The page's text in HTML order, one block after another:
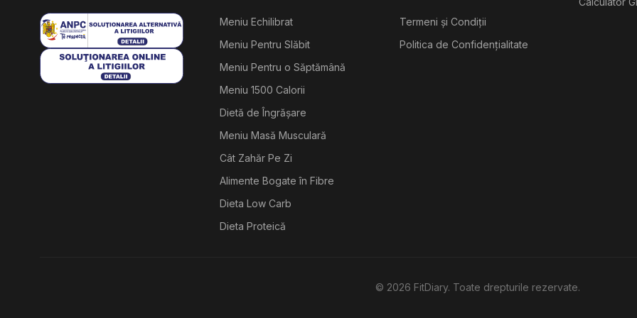
Meniu Echilibrat
Meniu Pentru Slăbit
Meniu Pentru o Săptămână
Meniu 1500 Calorii
Dietă de Îngrășare
Meniu Masă Musculară
Cât Zahăr Pe Zi
Alimente Bogate în Fibre
Dieta Low Carb
Dieta Proteică
Termeni și Condiții
Politica de Confidențialitate
© 2026 FitDiary. Toate drepturile rezervate.